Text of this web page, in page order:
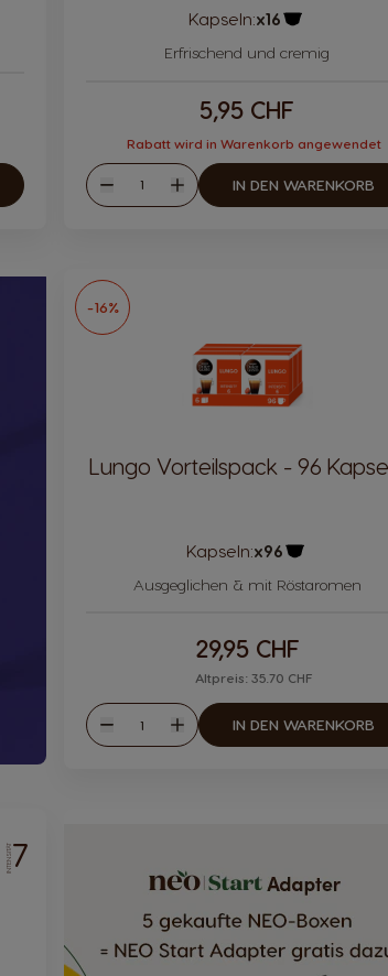
Kapseln:x16
Erfrischend und cremig
5,95 CHF
Rabatt wird in Warenkorb angewendet
Weniger
Menge
Mehr
IN DEN WARENKORB
-16%
Lungo Vorteilspack - 96
Kapseln:x96
Ausgeglichen & mit Röstaromen
29,95 CHF
Altpreis: 35.70 CHF
Weniger
Menge
Mehr
IN DEN WARENKORB
INTENSITÄT7